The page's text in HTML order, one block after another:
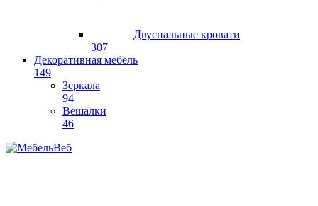
Двуспальные кровати
307
Декоративная мебель
149
Зеркала
94
Вешалки
46